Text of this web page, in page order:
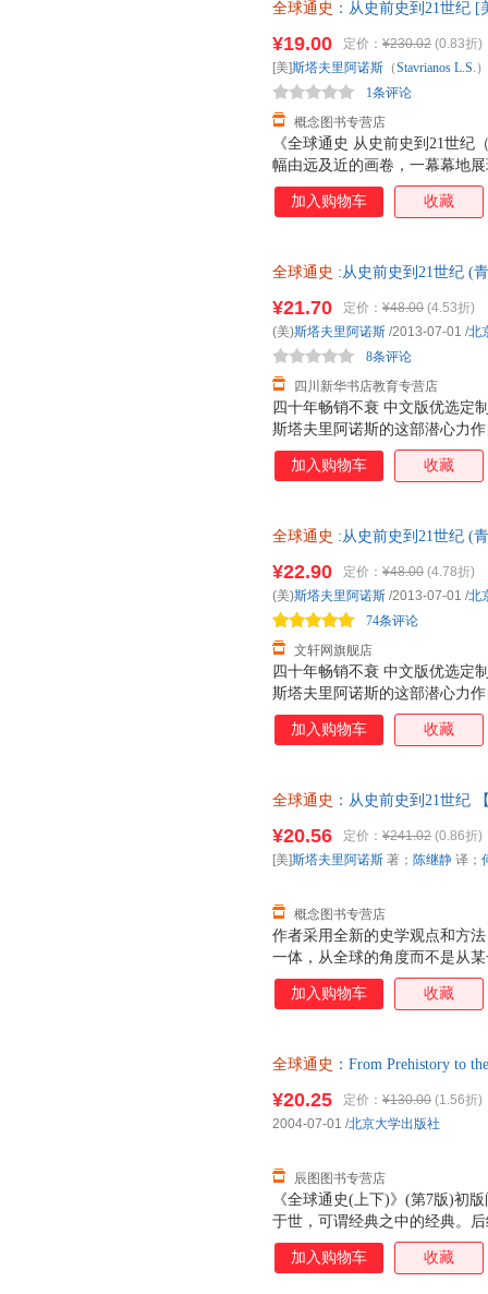
全于内容重新进行世界史写的
全球通史 ：从史前史到21世纪
换】
《全球通史 从史前史到21世纪
幅由远及近的画卷，一幕幕地
的嬗变，有帝国的更迭，宗教
不同命运的宏观思考，也有
滞后于技术变革--忧虑与警示
（下）》平心静气，娓娓道来
索的境界，让你不由自主地手
¥19.00 定价： ¥230.02 (0.83折)
概念图书专营店
1条评论
[美]斯塔夫里阿诺斯 （Stavrianos L.S.）
加入购物车 收藏
全球通史 :从史前史到21世纪 (
四十年畅销不衰 中文版优选定
斯塔夫里阿诺斯的这部潜心力
优选史观代表性著作，与弗洛
论的基础》、海明威的《太阳
世纪影响世界的十本书。被译
文第七版，也是该书很终版。
一直是北京大学历史系本科教
材编写工作产生了革命性影响
¥21.70 定价： ¥48.00 (4.53折)
四川新华书店教育专营店
8条评论
(美)斯塔夫里阿诺斯 /2013-07-01 /北
加入购物车 收藏
全球通史 :从史前史到21世纪 (
四十年畅销不衰 中文版优选定
斯塔夫里阿诺斯的这部潜心力
优选史观代表性著作，与弗洛
论的基础》、海明威的《太阳
世纪影响世界的十本书。被译
文第七版，也是该书很终版。
一直是北京大学历史系本科教
¥22.90 定价： ¥48.00 (4.78折)
文轩网旗舰店
74条评论
(美)斯塔夫里阿诺斯 /2013-07-01 /北
加入购物车 收藏
全球通史 ：从史前史到21世纪
作者采用全新的史学观点和方
一体，从全球的角度而不是从
人类文明的产生和发展，把研
史运动、诸历史事件和它们之
并被译成多种文字，流传甚广
年，一气呵成。除政治、经济
术、人口、移民、种族关系、
¥20.56 定价： ¥241.02 (0.86折)
概念图书专营店
[美]斯塔夫里阿诺斯 著； 陈继静 译；
加入购物车 收藏
全球通史 ：From Prehistory to
《全球通史(上下)》(第7版)初
于世，可谓经典之中的经典。
保留原文精华的基础上，又融
系上更加完善。
¥20.25 定价： ¥130.00 (1.56折)
辰图图书专营店
2004-07-01 /北京大学出版社
加入购物车 收藏